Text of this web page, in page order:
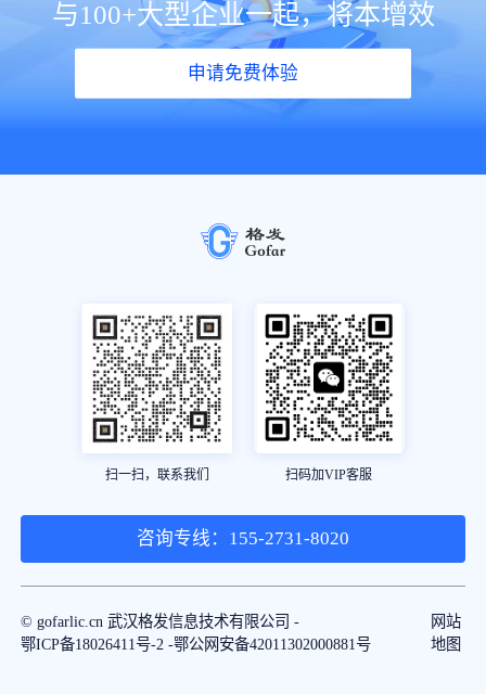
与100+大型企业一起，将本增效
申请免费体验
扫一扫，联系我们 扫码加VIP客服
咨询专线：155-2731-8020
© gofarlic.cn 武汉格发信息技术有限公司 -
鄂ICP备18026411号-2 -鄂公网安备42011302000881号
网站
地图